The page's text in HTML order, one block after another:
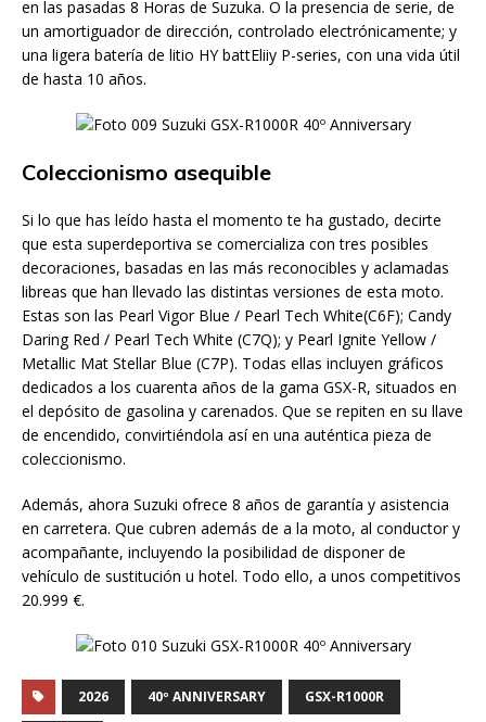
en las pasadas 8 Horas de Suzuka. O la presencia de serie, de
un amortiguador de dirección, controlado electrónicamente; y
una ligera batería de litio HY battEliiy P-series, con una vida útil
de hasta 10 años.
Coleccionismo asequible
Si lo que has leído hasta el momento te ha gustado, decirte
que esta superdeportiva se comercializa con tres posibles
decoraciones, basadas en las más reconocibles y aclamadas
libreas que han llevado las distintas versiones de esta moto.
Estas son las Pearl Vigor Blue / Pearl Tech White(C6F); Candy
Daring Red / Pearl Tech White (C7Q); y Pearl Ignite Yellow /
Metallic Mat Stellar Blue (C7P). Todas ellas incluyen gráficos
dedicados a los cuarenta años de la gama GSX-R, situados en
el depósito de gasolina y carenados. Que se repiten en su llave
de encendido, convirtiéndola así en una auténtica pieza de
coleccionismo.
Además, ahora Suzuki ofrece 8 años de garantía y asistencia
en carretera. Que cubren además de a la moto, al conductor y
acompañante, incluyendo la posibilidad de disponer de
vehículo de sustitución u hotel. Todo ello, a unos competitivos
20.999 €.
2026 40º ANNIVERSARY GSX-R1000R